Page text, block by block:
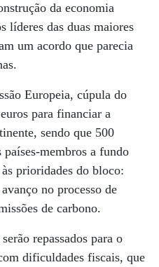
da economia
líderes das duas maiores
um acordo que parecia
Europeia, cúpula do
para financiar a
sendo que 500
países-membros a fundo
prioridades do bloco:
no processo de
de carbono.
repassados para o
dificuldades fiscais, que